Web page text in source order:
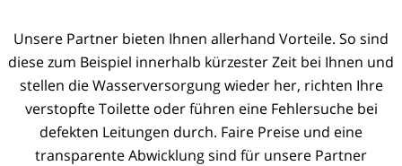
Unsere Partner bieten Ihnen allerhand Vorteile. So sind
diese zum Beispiel innerhalb kürzester Zeit bei Ihnen und
stellen die Wasserversorgung wieder her, richten Ihre
verstopfte Toilette oder führen eine Fehlersuche bei
defekten Leitungen durch. Faire Preise und eine
transparente Abwicklung sind für unsere Partner